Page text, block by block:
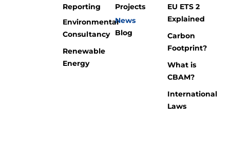
Reporting
Environmental
Consultancy
Renewable
Energy
Projects
News
Blog
EU ETS 2
Explained
Carbon
Footprint?
What is
CBAM?
International
Laws